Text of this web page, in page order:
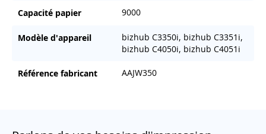
Capacité papier 9000
Modèle d'appareil
bizhub C3350i, bizhub C3351i,
bizhub C4050i, bizhub C4051i
Référence fabricant AAJW350